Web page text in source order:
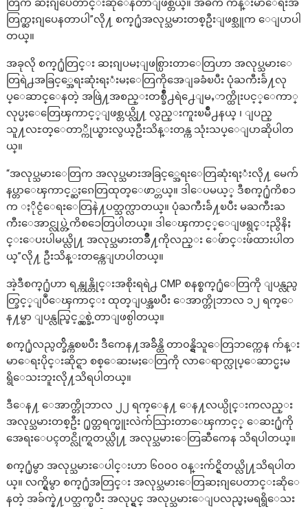
တြက ဆႏၵျပေတာင္းဆိုေနတာျဖစ္တယ္။ အဓိက က်န္းမာေရးအ
တြက္ဆႏၵျပေနတာပါ”လို႔ စက္႐ုံအလုပ္သမားတစ္ဦးျဖစ္သူက ေျပာပါ
တယ္။
အခုလို စက္႐ုံတြင္း ဆႏၵျပမႈျဖစ္ပြားတာေတြဟာ အလုပ္သမားေ
တြရဲ႕အခြင့္အေရးဆုံးရႈံးမႈေတြကိုအေျခခံၿပီး ပုံႀကီးခ်ဲ႔လု
ပ္ေဆာင္ေနတဲ့ အဖြဲ႔အစည္းတစ္ခ်ိဳ႕ရဲ႕ေျမႇာက္ထိုးပင့္ေကာ္
လုပ္မႈေတြေၾကာင့္ျဖစ္တယ္လို႔ လွည္းကူးၿမိဳ႕နယ္ ၊ ျပည္
သူ႔လႊတ္ေတာ္ကိုယ္စားလွယ္ဦးသိန္းတန္က သုံးသပ္ေျပာဆိုပါတ
ယ္။
“အလုပ္သမားေတြက အလုပ္သမားအခြင့္အေရးေတြဆုံးရႈံးလို႔ မေက်
နပ္တာေၾကာင့္ဆႏၵေတြထုတ္ေဖာ္တယ္။ ဒါေပမယ့္ ဒီစက္႐ုံကိစၥ
က ႏိုင္ငံေရးေတြနဲ႔ပတ္သက္လာတယ္။ ပုံႀကီးခ်ဲ႔ၿပီး မႀကီးႀ
ကီးေအာင္လုပ္တဲ့ကိစၥေတြပါတယ္။ ဒါေၾကာင့္ေျဖရွင္းညွိနိႈ
င္းေပးပါမယ္လို႔ အလုပ္သမားတခ်ိဳ႔ကိုလည္း ေဖ်ာင္းဖ်ထားပါတ
ယ္”လို႔ ဦးသိန္းတန္ကေျပာပါတယ္။
အဲ့ဒီစက္႐ုံဟာ ရန္ကုန္တိုင္းအစိုးရရဲ႕ CMP စနစ္စက္႐ုံေတြကို ျပန္လည္ပ
တ္ခြင့္ျပဳေၾကာင္း ထုတ္ျပန္အၿပီး ေအာက္တိုဘာလ ၁၂ ရက္ေ
န႔မွာ ျပန္လည္ဖြင့္လွစ္ခဲ့တာျဖစ္ပါတယ္။
စက္႐ုံလည္ပတ္ခ်ိန္ကစၿပီး ဒီကေန႔အခ်ိန္ထိ တာ၀န္ရွိသူေတြဘက္ကေန က်န္း
မာေရးပိုင္းဆိုင္ရာ စစ္ေဆးမႈေတြကို လာေရာက္လုပ္ေဆာင္မႈမ
ရွိေသးဘူးလို႔သိရပါတယ္။
ဒီေန႔ ေအာက္တိုဘာလ ၂၂ ရက္ေန႔ ေန႔လယ္ပိုင္းကလည္း
အလုပ္သမားတစ္ဦး ႐ုတ္တရက္မူးလဲက်သြားတာေၾကာင့္ ေဆး႐ုံကို
အေရးေပၚတင္လိုက္ရတယ္လို႔ အလုပ္သမားေတြဆီကေန သိရပါတယ္။
စက္႐ုံမွာ အလုပ္သမားေပါင္းဟာ ၆၀၀၀ ၀န္းက်င္ရွိတယ္လို႔သိရပါတ
ယ္။ လက္ရွိမွာ စက္႐ုံအတြင္း အလုပ္သမားေတြဆႏၵျပေတာင္းဆိုေ
နတဲ့ အခ်က္နဲ႔ပတ္သက္ၿပီး အလုပ္ရွင္ အလုပ္သမားေျပလည္မႈမရရွိေသး